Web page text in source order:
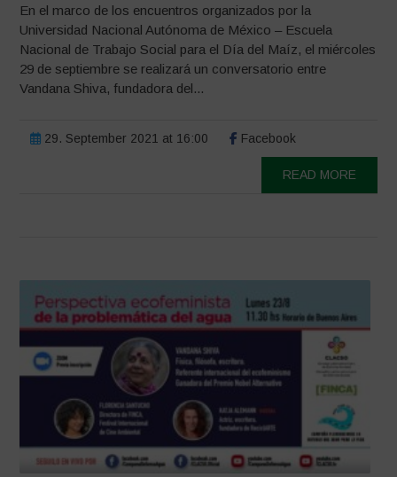
En el marco de los encuentros organizados por la
Universidad Nacional Autónoma de México – Escuela
Nacional de Trabajo Social para el Día del Maíz, el miércoles
29 de septiembre se realizará un conversatorio entre
Vandana Shiva, fundadora del...
29. September 2021 at 16:00 Facebook
READ MORE